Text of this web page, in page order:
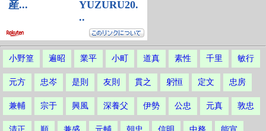
小野篁 遍昭 業平 小町 道真 素性 千里 敏行
元方 忠岑 是則 友則 貫之 躬恒 定文 忠房
兼輔 宗于 興風 深養父 伊勢 公忠 元真 敦忠